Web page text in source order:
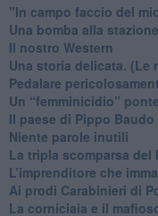
"In campo faccio del
Una bomba alla stazione
Il nostro Western
Una storia delicata. (Le
Pedalare
Un “femminicidio”
Il paese di Pippo Baudo
Niente parole inutili
La tripla scomparsa del
​L’imprenditore che
Ai prodi Carabinieri di
​La corniciaia e il